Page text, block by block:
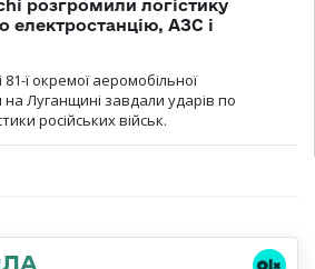
розгромили логістику
електростанцію, АЗС і
ї окремої аеромобільної
Луганщині завдали ударів по
російських військ.